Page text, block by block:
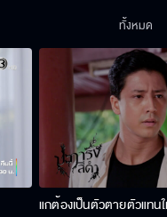
แกต้องเป็นตัวตายตัวแทน
ทั้งหมด